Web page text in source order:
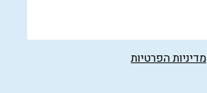
מדיניות הפרטיות